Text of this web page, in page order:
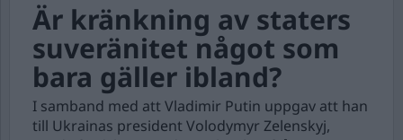
Är kränkning av staters
suveränitet något som
bara gäller ibland?
I samband med att Vladimir Putin uppgav att han
till Ukrainas president Volodymyr Zelenskyj,